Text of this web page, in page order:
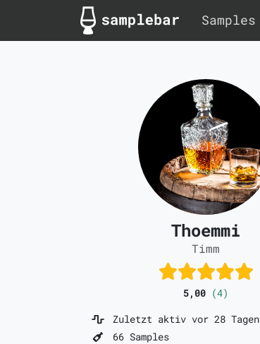
Samples
Thoemmi
Timm
5,00 (4)
Zuletzt aktiv vor 28 Tagen
66 Samples